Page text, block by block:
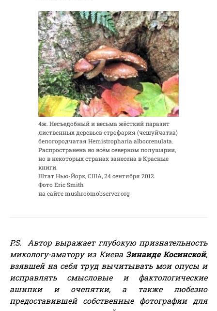
4ж. Несъедобный и весьма жёсткий паразит
лиственных деревьев строфария (чешуйчатка)
белогородчатая Hemistropharia albocrenulata.
Распространена во всём северном полушарии,
но в некоторых странах занесена в Красные
книги.
Штат Нью-Йорк, США, 24 сентября 2012.
Фото Eric Smith
на сайте mushroomobserver.org
P.S.
Автор выражает глубокую признательность
микологу-аматору из Киева Зинаиде Косинской,
взявшей на себя труд вычитывать мои опусы и
исправлять смысловые и фактологические
ашипки и очепятки, а также любезно
предоставившей собственные фотографии для